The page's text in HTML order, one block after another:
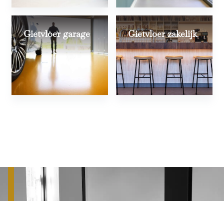
Gietvloer garage Gietvloer zakelijk